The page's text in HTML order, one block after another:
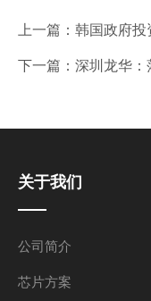
上一篇： 韩国政府
下一篇： 深圳龙华
关于我们
公司简介
芯片方案